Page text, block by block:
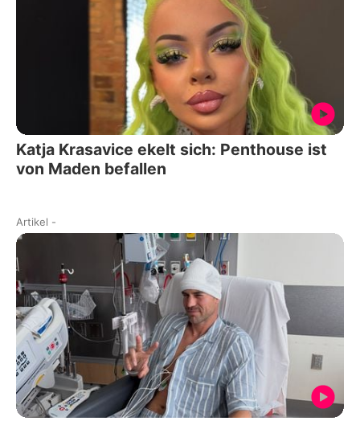
Katja Krasavice ekelt sich: Penthouse ist
von Maden befallen
Artikel -